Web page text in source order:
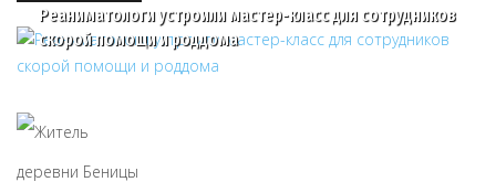
Реаниматологи устроили мастер-класс для сотрудников
скорой помощи и роддома